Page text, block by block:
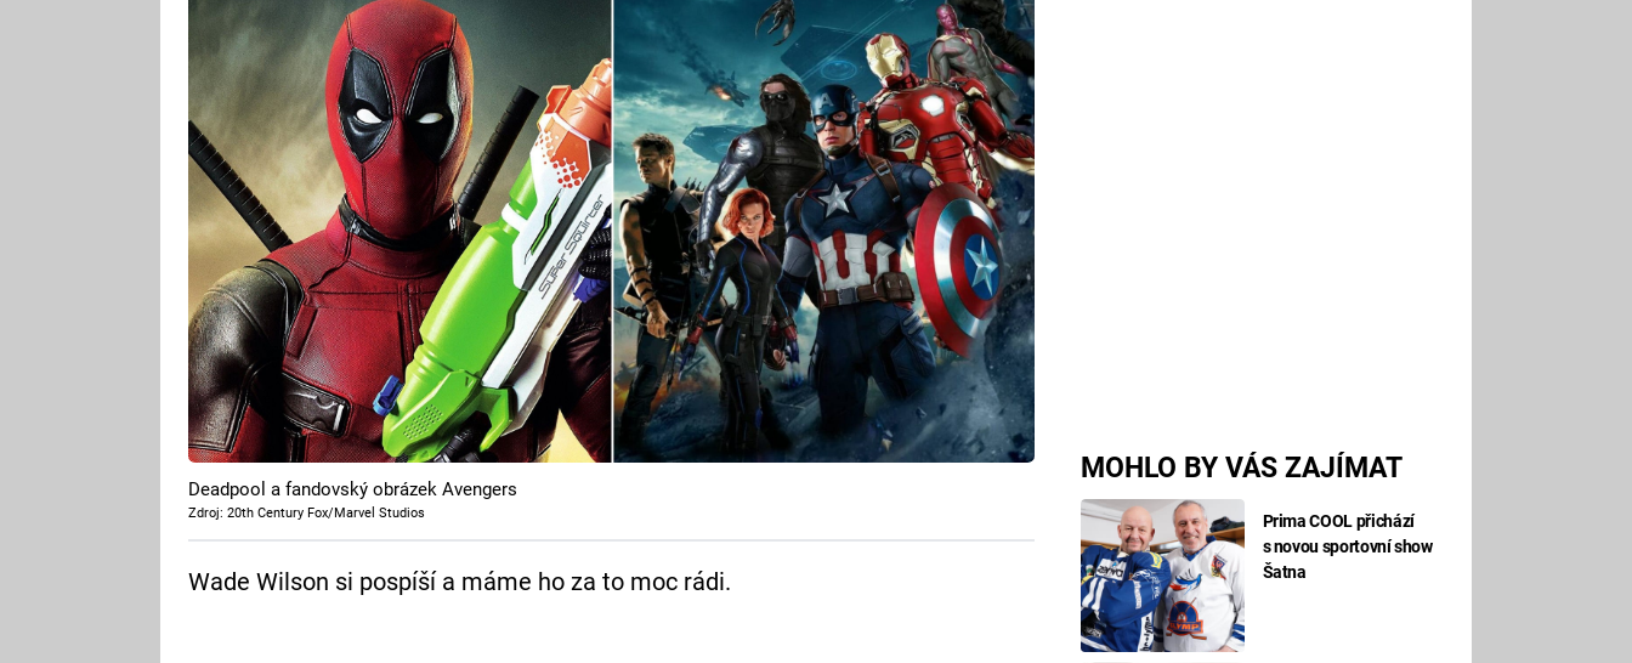
MOHLO BY VÁS ZAJÍMAT
Prima COOL přichází
s novou sportovní show
Šatna
Deadpool a fandovský obrázek Avengers
Zdroj: 20th Century Fox/Marvel Studios
Wade Wilson si pospíší a máme ho za to moc rádi.